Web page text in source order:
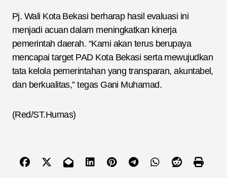
Pj. Wali Kota Bekasi berharap hasil evaluasi ini
menjadi acuan dalam meningkatkan kinerja
pemerintah daerah. “Kami akan terus berupaya
mencapai target PAD Kota Bekasi serta mewujudkan
tata kelola pemerintahan yang transparan, akuntabel,
dan berkualitas,” tegas Gani Muhamad.
(Red/ST.Humas)